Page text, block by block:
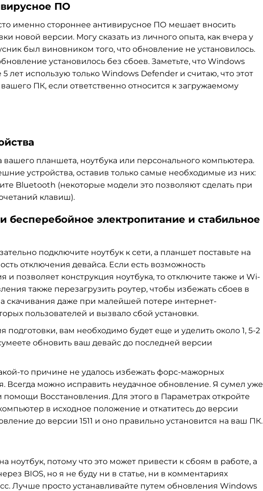
ПО
именно стороннее антивирусное ПО мешает вносить
новой версии. Могу сказать из личного опыта, как вчера у
был виновником того, что обновление не установилось.
установилось без сбоев. Заметьте, что Windows
лет использую только Windows Defender и считаю, что этот
ПК, если ответственно относится к загружаемому
вашего планшета, ноутбука или персонального компьютера.
устройства, оставив только самые необходимые из них:
Bluetooth (некоторые модели это позволяют сделать при
клавиш).
бесперебойное электропитание и стабильное
подключите ноутбук к сети, а планшет поставьте на
отключения девайса. Если есть возможность
позволяет конструкция ноутбука, то отключите также и Wi-
также перезагрузить роутер, чтобы избежать сбоев в
скачивания даже при малейшей потере интернет-
пользователей и вызвало сбой установки.
вам необходимо будет еще и уделить около 1, 5-2
обновить ваш девайс до последней версии
то причине не удалось избежать форс-мажорных
Всегда можно исправить неудачное обновление. Я сумел уже
Восстановления. Для этого в Параметрах откройте
в исходное положение и откатитесь до версии
до версии 1511 и оно правильно установится на ваш ПК.
ноутбук, потому что это может привести к сбоям в работе, а
BIOS, но я не буду ни в статье, ни в комментариях
Лучше просто устанавливайте путем обновления Windows